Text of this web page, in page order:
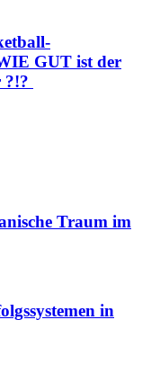
GUT ist der
?!?
Traum im
in